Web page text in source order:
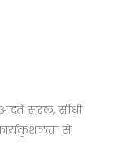
सरल, सीधी
से